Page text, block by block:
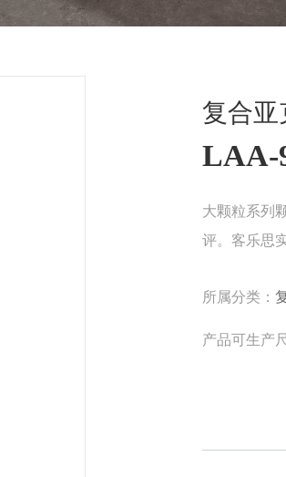
复合亚
LAA-
大颗粒系列
评。客乐思
所属分类：
产品可生产